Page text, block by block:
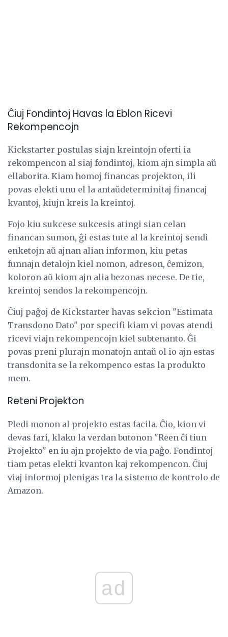
Ĉiuj Fondintoj Havas la Eblon Ricevi
Rekompencojn
Kickstarter postulas siajn kreintojn oferti ia
rekompencon al siaj fondintoj, kiom ajn simpla aŭ
ellaborita. Kiam homoj financas projekton, ili
povas elekti unu el la antaŭdeterminitaj financaj
kvantoj, kiujn kreis la kreintoj.
Fojo kiu sukcese sukcesis atingi sian celan
financan sumon, ĝi estas tute al la kreintoj sendi
enketojn aŭ ajnan alian informon, kiu petas
funnajn detalojn kiel nomon, adreson, ĉemizon,
koloron aŭ kiom ajn alia bezonas necese. De tie,
kreintoj sendos la rekompencojn.
Ĉiuj paĝoj de Kickstarter havas sekcion "Estimata
Transdono Dato" por specifi kiam vi povas atendi
ricevi viajn rekompencojn kiel subtenanto. Ĝi
povas preni plurajn monatojn antaŭ ol io ajn estas
transdonita se la rekompenco estas la produkto
mem.
Reteni Projekton
Pledi monon al projekto estas facila. Ĉio, kion vi
devas fari, klaku la verdan butonon "Reen ĉi tiun
Projekto" en iu ajn projekto de via paĝo. Fondintoj
tiam petas elekti kvanton kaj rekompencon. Ĉiuj
viaj informoj plenigas tra la sistemo de kontrolo de
Amazon.
ad